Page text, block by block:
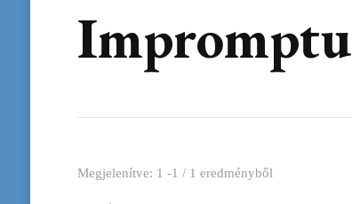
Impromptu
Megjelenítve: 1 -1 / 1 eredményből